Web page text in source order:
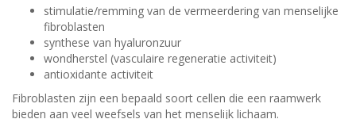
stimulatie/remming van de vermeerdering van menselijke
fibroblasten
synthese van hyaluronzuur
wondherstel (vasculaire regeneratie activiteit)
antioxidante activiteit
Fibroblasten zijn een bepaald soort cellen die een raamwerk
bieden aan veel weefsels van het menselijk lichaam.